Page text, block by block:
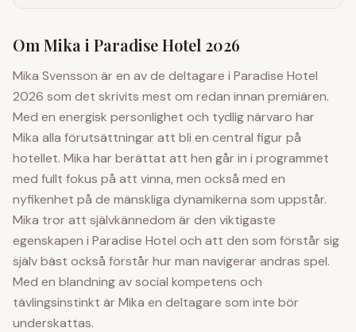
Om Mika i Paradise Hotel 2026
Mika Svensson är en av de deltagare i Paradise Hotel
2026 som det skrivits mest om redan innan premiären.
Med en energisk personlighet och tydlig närvaro har
Mika alla förutsättningar att bli en central figur på
hotellet. Mika har berättat att hen går in i programmet
med fullt fokus på att vinna, men också med en
nyfikenhet på de mänskliga dynamikerna som uppstår.
Mika tror att självkännedom är den viktigaste
egenskapen i Paradise Hotel och att den som förstår sig
själv bäst också förstår hur man navigerar andras spel.
Med en blandning av social kompetens och
tävlingsinstinkt är Mika en deltagare som inte bör
underskattas.